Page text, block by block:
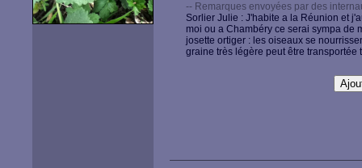
-- Remarques envoyées par des
Sorlier Julie : J'habite a la Réunion et
moi ou a Chambéry ce serai sympa de
josette ortiger : les oiseaux se
graine très légère peut être transportée